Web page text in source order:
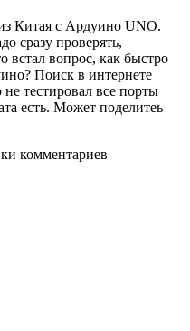
Китая с Ардуино UNO.
сразу проверять,
встал вопрос, как быстро
Поиск в интернете
тестировал все порты
есть. Может поделитеь
комментариев